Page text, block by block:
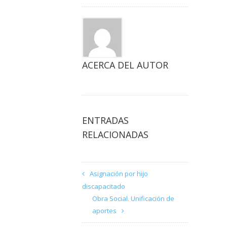
ACERCA DEL AUTOR
ENTRADAS
RELACIONADAS
Asignación por hijo
discapacitado
Obra Social. Unificación de
aportes